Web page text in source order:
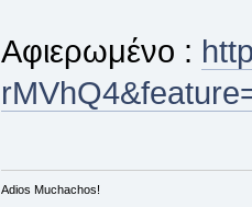
Αφιερωμένο :
Adios Muchachos!